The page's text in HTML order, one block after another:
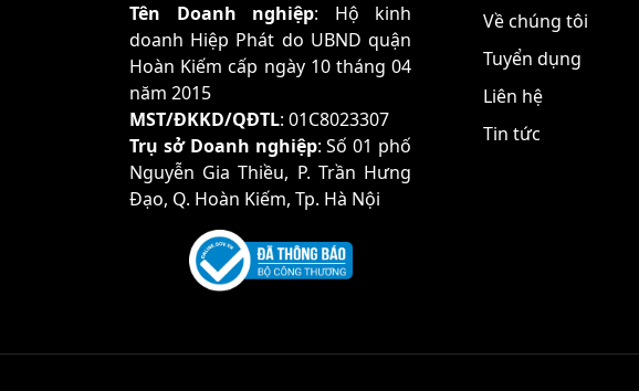
Tên Doanh nghiệp: Hộ kinh
doanh Hiệp Phát do UBND quận
Hoàn Kiếm cấp ngày 10 tháng 04
năm 2015
MST/ĐKKD/QĐTL: 01C8023307
Trụ sở Doanh nghiệp: Số 01 phố
Nguyễn Gia Thiều, P. Trần Hưng
Đạo, Q. Hoàn Kiếm, Tp. Hà Nội
Về chúng tôi
Tuyển dụng
Liên hệ
Tin tức